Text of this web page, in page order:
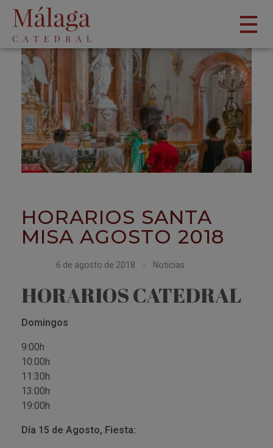
HORARIOS SANTA
MISA AGOSTO 2018
6 de agosto de 2018 Noticias
HORARIOS CATEDRAL
Domingos
9:00h
10:00h
11:30h
13:00h
19:00h
Día 15 de Agosto, Fiesta: